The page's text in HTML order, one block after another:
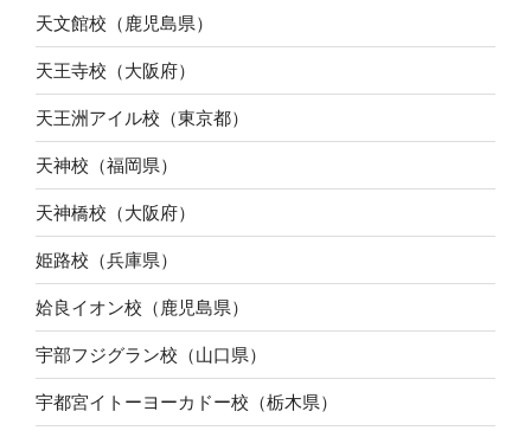
天文館校（鹿児島県）
天王寺校（大阪府）
天王洲アイル校（東京都）
天神校（福岡県）
天神橋校（大阪府）
姫路校（兵庫県）
姶良イオン校（鹿児島県）
宇部フジグラン校（山口県）
宇都宮イトーヨーカドー校（栃木県）